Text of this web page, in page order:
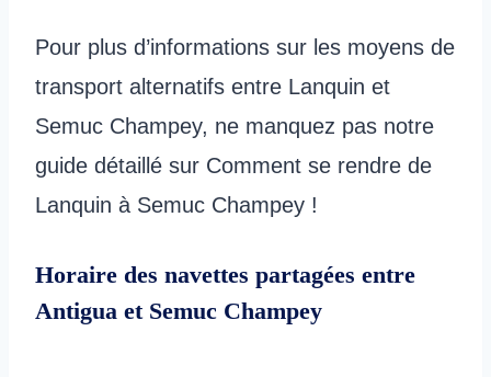
Pour plus d’informations sur les moyens de
transport alternatifs entre Lanquin et
Semuc Champey, ne manquez pas notre
guide détaillé sur Comment se rendre de
Lanquin à Semuc Champey !
Horaire des navettes partagées entre
Antigua et Semuc Champey